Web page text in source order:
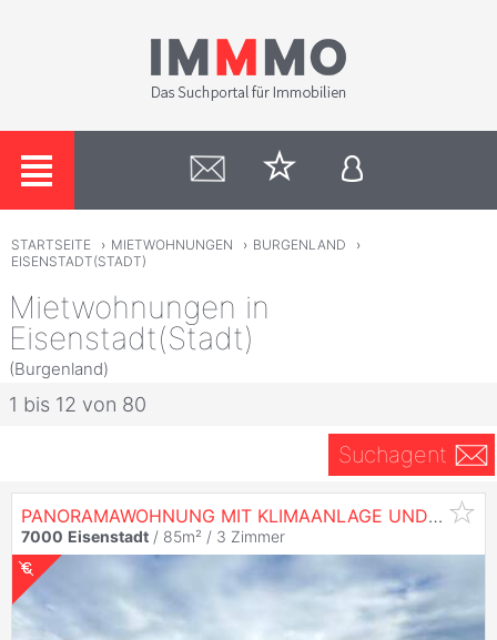
STARTSEITE › MIETWOHNUNGEN › BURGENLAND
›
EISENSTADT(STADT)
Mietwohnungen in
Eisenstadt(Stadt)
(Burgenland)
1 bis 12 von 80
Suchagent
PANORAMAWOHNUNG MIT KLIMAANLAGE UND SONNIGEM SÜD-OST BALKON
7000 Eisenstadt / 85m² / 3 Zimmer